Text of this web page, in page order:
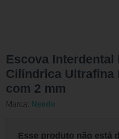
Escova Interdental
Cilíndrica Ultrafina
com 2 mm
Marca: Needs
Esse produto não está